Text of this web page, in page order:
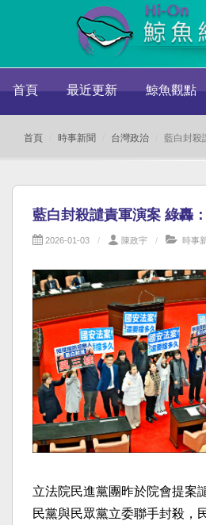
首頁 最近更新 鯨魚觀點
首頁 時事新聞 台灣政治 藍白封殺
藍白封殺譴責軍演案 綠轟
2026-01-03 陳政宇 時事
立法院民進黨團昨於院會提案
民黨與民眾黨立委聯手封殺，